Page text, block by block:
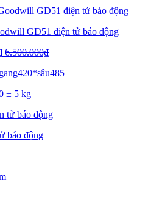
GD51 điện tử báo động
6.500.000₫
± 5 kg
báo động